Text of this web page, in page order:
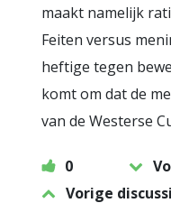
maakt namelijk
Feiten versus
heftige tegen
komt om dat de
van de Westerse
0
Vorige